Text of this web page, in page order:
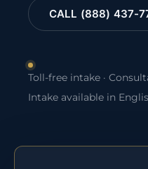
CALL (888) 437-
Toll-free intake ·
Intake available in